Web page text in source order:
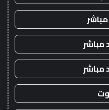
مباشر
مباشر